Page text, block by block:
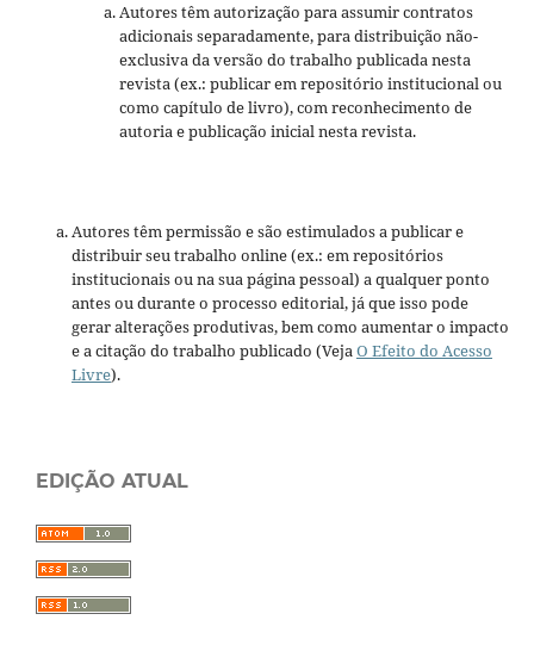
Autores têm autorização para assumir contratos
adicionais separadamente, para distribuição não-
exclusiva da versão do trabalho publicada nesta
revista (ex.: publicar em repositório institucional ou
como capítulo de livro), com reconhecimento de
autoria e publicação inicial nesta revista.
Autores têm permissão e são estimulados a publicar e
distribuir seu trabalho online (ex.: em repositórios
institucionais ou na sua página pessoal) a qualquer ponto
antes ou durante o processo editorial, já que isso pode
gerar alterações produtivas, bem como aumentar o impacto
e a citação do trabalho publicado (VejaO Efeito do Acesso
Livre).
EDIÇÃO ATUAL